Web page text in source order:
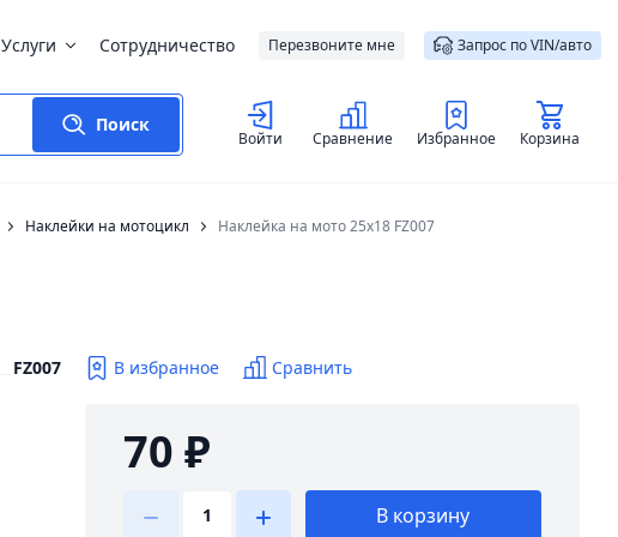
Услуги Сотрудничество Перезвоните мне Запрос по VIN/авто
Поиск
Войти Сравнение Избранное Корзина
Наклейки на мотоцикл Наклейка на мото 25х18 FZ007
FZ007
В избранное Сравнить
70 ₽
В корзину